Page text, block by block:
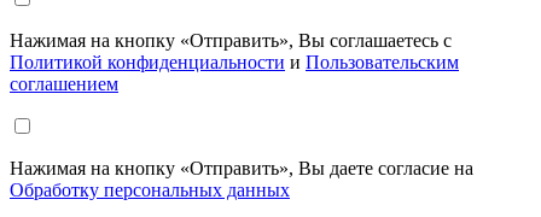
Нажимая на кнопку «Отправить», Вы соглашаетесь с
Политикой конфиденциальности и Пользовательским
соглашением
Нажимая на кнопку «Отправить», Вы даете согласие на
Обработку персональных данных